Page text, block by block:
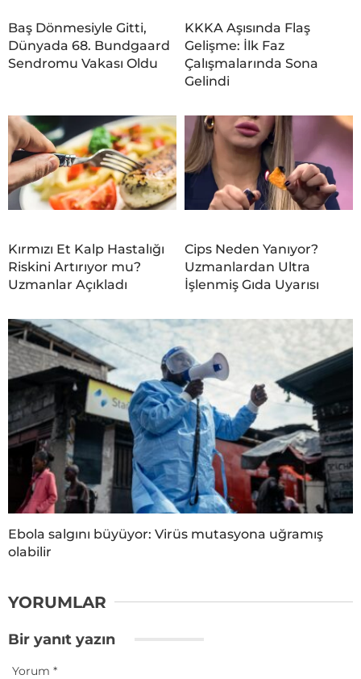
Baş Dönmesiyle Gitti,
Dünyada 68. Bundgaard
Sendromu Vakası Oldu
KKKA Aşısında Flaş
Gelişme: İlk Faz
Çalışmalarında Sona
Gelindi
Kırmızı Et Kalp Hastalığı
Riskini Artırıyor mu?
Uzmanlar Açıkladı
Cips Neden Yanıyor?
Uzmanlardan Ultra
İşlenmiş Gıda Uyarısı
Ebola salgını büyüyor: Virüs mutasyona uğramış
olabilir
YORUMLAR
Bir yanıt yazın
Yorum *